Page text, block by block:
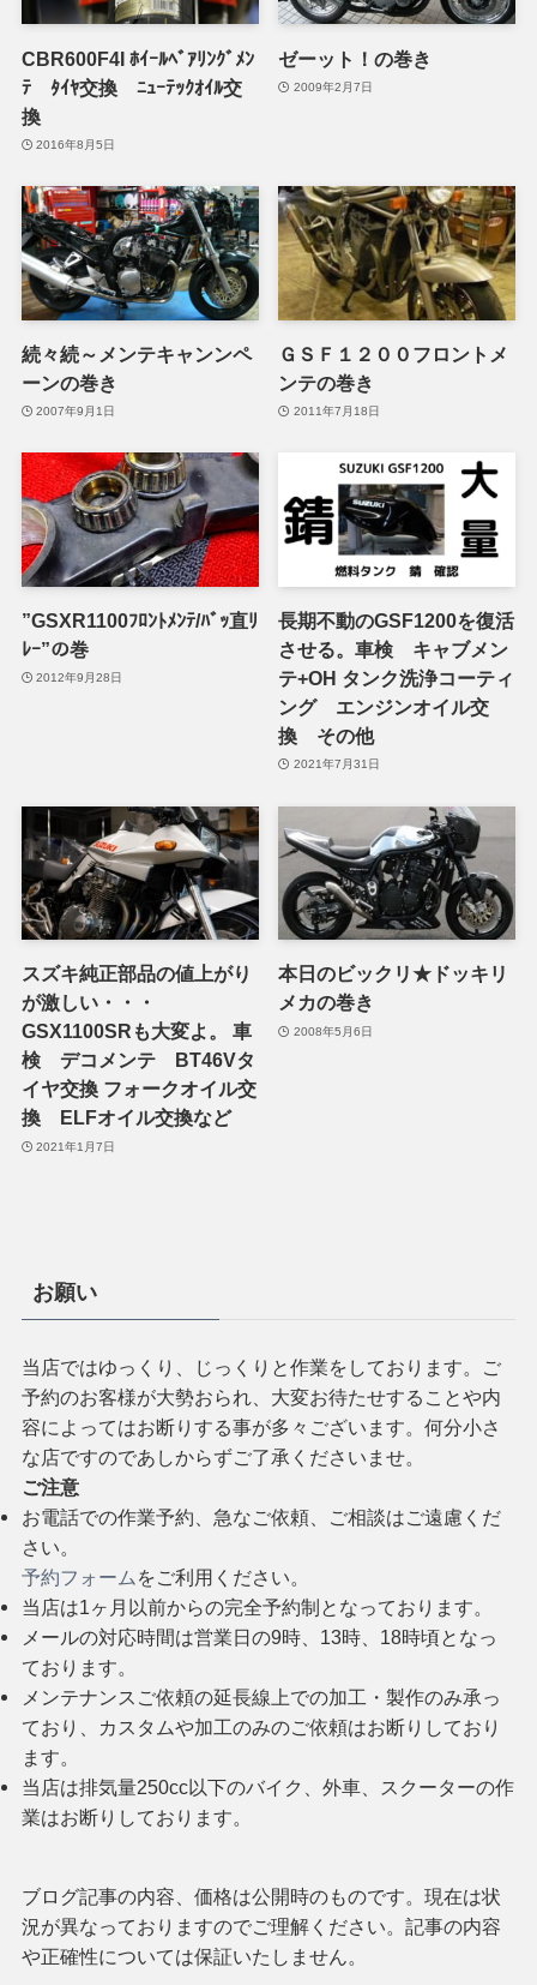
CBR600F4I ﾎｲｰﾙﾍﾞｱﾘﾝｸﾞﾒﾝ
ﾃ ﾀｲﾔ交換 ﾆｭｰﾃｯｸｵｲﾙ交
換
2016年8月5日
ゼーット！の巻き
2009年2月7日
続々続～メンテキャンンペ
ーンの巻き
2007年9月1日
ＧＳＦ１２００フロントメ
ンテの巻き
2011年7月18日
”GSXR1100ﾌﾛﾝﾄﾒﾝﾃ/ﾊﾞｯ直ﾘ
ﾚｰ”の巻
2012年9月28日
長期不動のGSF1200を復活
させる。車検 キャブメン
テ+OH タンク洗浄コーティ
ング エンジンオイル交
換 その他
2021年7月31日
スズキ純正部品の値上がり
が激しい・・・
GSX1100SRも大変よ。 車
検 デコメンテ BT46Vタ
イヤ交換 フォークオイル交
換 ELFオイル交換など
2021年1月7日
本日のビックリ★ドッキリ
メカの巻き
2008年5月6日
お願い
当店ではゆっくり、じっくりと作業をしております。ご
予約のお客様が大勢おられ、大変お待たせすることや内
容によってはお断りする事が多々ございます。何分小さ
な店ですのであしからずご了承くださいませ。
ご注意
お電話での作業予約、急なご依頼、ご相談はご遠慮くだ
さい。
予約フォーム をご利用ください。
当店は1ヶ月以前からの完全予約制となっております。
メールの対応時間は営業日の9時、13時、18時頃となっ
ております。
メンテナンスご依頼の延長線上での加工・製作のみ承っ
ており、カスタムや加工のみのご依頼はお断りしており
ます。
当店は排気量250cc以下のバイク、外車、スクーターの作
業はお断りしております。
ブログ記事の内容、価格は公開時のものです。現在は状
況が異なっておりますのでご理解ください。記事の内容
や正確性については保証いたしません。